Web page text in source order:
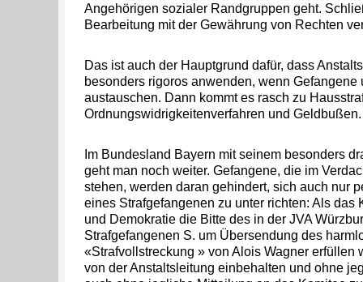
Angehörigen sozialer Randgruppen geht.
Bearbeitung mit der Gewährung von Rechten
Das ist auch der Hauptgrund dafür, dass
besonders rigoros anwenden, wenn Gefangene
austauschen. Dann kommt es rasch zu
Ordnungswidrigkeitenverfahren und Geldbußen.
Im Bundesland Bayern mit seinem besonders
geht man noch weiter. Gefangene, die im
stehen, werden daran gehindert, sich auch nur
eines Strafgefangenen zu unter richten: Als das
und Demokratie die Bitte des in der JVA
Strafgefangenen S. um Übersendung des
«Strafvollstreckung » von Alois Wagner erfüllen
von der Anstaltsleitung einbehalten und ohne